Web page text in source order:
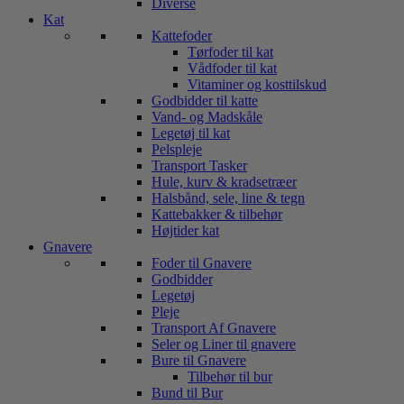
Diverse
Kat
Kattefoder
Tørfoder til kat
Vådfoder til kat
Vitaminer og kosttilskud
Godbidder til katte
Vand- og Madskåle
Legetøj til kat
Pelspleje
Transport Tasker
Hule, kurv & kradsetræer
Halsbånd, sele, line & tegn
Kattebakker & tilbehør
Højtider kat
Gnavere
Foder til Gnavere
Godbidder
Legetøj
Pleje
Transport Af Gnavere
Seler og Liner til gnavere
Bure til Gnavere
Tilbehør til bur
Bund til Bur